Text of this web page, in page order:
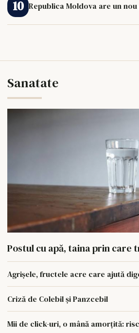
Republica Moldova are un
Sanatate
Postul cu apă, taina prin care
Agrișele, fructele acre care ajută
Criză de Colebil și Panzcebil
Mii de click-uri, o mână amorțită: